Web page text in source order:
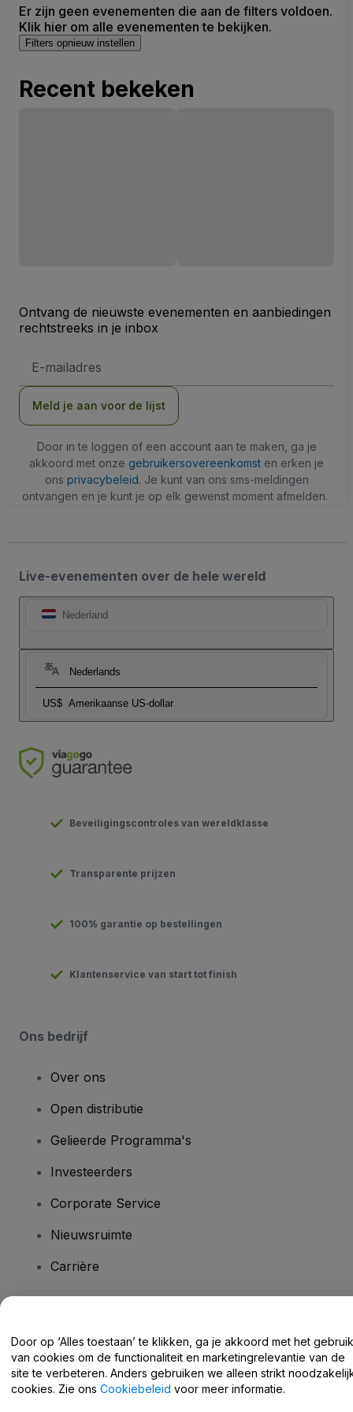
Er zijn geen evenementen die aan de filters voldoen.
Klik hier om alle evenementen te bekijken.
Filters opnieuw instellen
Recent bekeken
Ontvang de nieuwste evenementen en aanbiedingen
rechtstreeks in je inbox
mailadres
Meld je aan voor de lijst
Door in te loggen of een account aan te maken, ga je
akkoord met onze gebruikersovereenkomst en erken je
ons privacybeleid. Je kunt van ons sms-meldingen
ontvangen en je kunt je op elk gewenst moment afmelden.
Live-evenementen over de hele wereld
Nederland
Nederlands
US$ Amerikaanse US-dollar
Beveiligingscontroles van wereldklasse
Transparente prijzen
100% garantie op bestellingen
Klantenservice van start tot finish
Ons bedrijf
Over ons
Open distributie
Gelieerde Programma's
Investeerders
Corporate Service
Nieuwsruimte
Carrière
Helpcentrum / Neem Contact Met Ons Op
Door op ‘Alles toestaan’ te klikken, ga je akkoord met het gebruik
van cookies om de functionaliteit en marketingrelevantie van de
site te verbeteren. Anders gebruiken we alleen strikt
cookies. Zie ons Cookiebeleid voor meer informatie.